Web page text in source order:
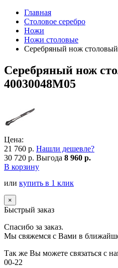
Главная
Столовое серебро
Ножи
Ножи столовые
Серебряный нож
Серебряный нож
40030048М05
Цена:
21 760 р. Нашли дешевле?
30 720 р. Выгода 8 960 р.
В корзину
или купить в 1 клик
×
Быстрый заказ
Спасибо за заказ.
Мы свяжемся с Вами в
Так же Вы можете связаться с
00-22